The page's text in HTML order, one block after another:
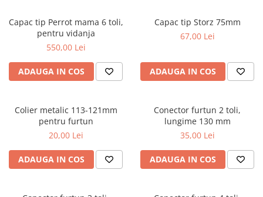
Capac tip Perrot mama 6 toli,
pentru vidanja
550,00 Lei
ADAUGA IN COS
Capac tip Storz 75mm
67,00 Lei
ADAUGA IN COS
Colier metalic 113-121mm
pentru furtun
20,00 Lei
ADAUGA IN COS
Conector furtun 2 toli,
lungime 130 mm
35,00 Lei
ADAUGA IN COS